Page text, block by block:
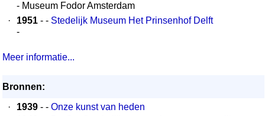
- Museum Fodor Amsterdam
·
1951 - - Stedelijk Museum Het Prinsenhof Delft
-
Meer informatie...
Bronnen:
·
1939 - - Onze kunst van heden